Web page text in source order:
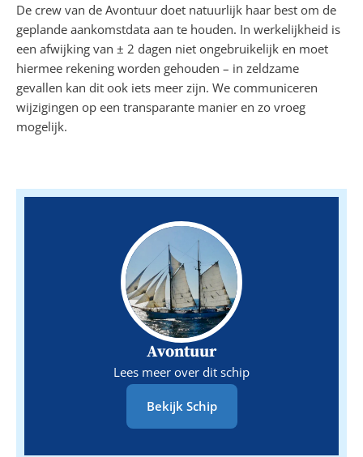
De crew van de Avontuur doet natuurlijk haar best om de
geplande aankomstdata aan te houden. In werkelijkheid is
een afwijking van ± 2 dagen niet ongebruikelijk en moet
hiermee rekening worden gehouden – in zeldzame
gevallen kan dit ook iets meer zijn. We communiceren
wijzigingen op een transparante manier en zo vroeg
mogelijk.
Avontuur
Lees meer over dit schip
Bekijk Schip